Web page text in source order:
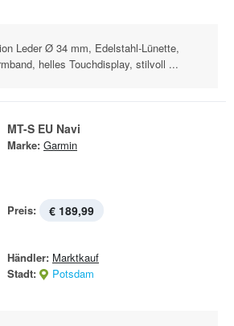
Leder Ø 34 mm, Edelstahl-Lünette,
helles Touchdisplay, stilvoll ...
MT-S EU Navi
Marke: Garmin
Preis: € 189,99
Händler: Marktkauf
Stadt:
Potsdam